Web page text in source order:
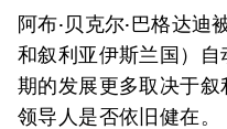
阿布·贝克尔·巴格达迪
和叙利亚伊斯兰国）
期的发展更多取决于
领导人是否依旧健在。